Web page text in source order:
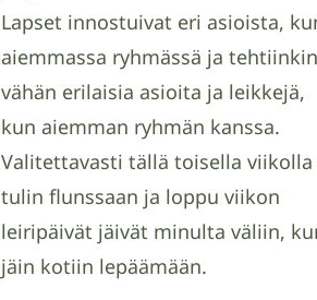
Lapset innostuivat eri asioista,
aiemmassa ryhmässä ja tehtiinkin
vähän erilaisia asioita ja leikkejä,
kun aiemman ryhmän kanssa.
Valitettavasti tällä toisella viikolla
tulin flunssaan ja loppu viikon
leiripäivät jäivät minulta väliin,
jäin kotiin lepäämään.